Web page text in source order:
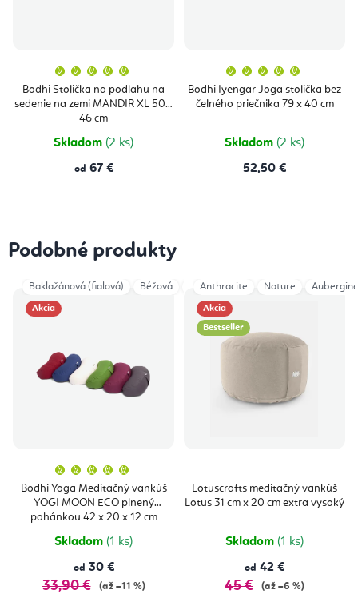
Bodhi Stolička na podlahu na
sedenie na zemi MANDIR XL 50 x
46 cm
produktu
je
5,0
hviezdičiek.
Skladom (2 ks)
od 67 €
Bodhi Iyengar Joga stolička bez
čelného priečnika 79 x 40 cm
produktu
je
5,0
Skladom (2 ks)
52,50 €
Podobné produkty
Akcia
Bodhi Yoga Meditačný vankúš
YOGI MOON ECO plnený
pohánkou 42 x 20 x 12 cm
produktu
je
5,0
z
5
Skladom (1 ks)
od 30 €
33,90 € (až –11 %)
Baklažánová (fialová) Béžová Šedá (antracit) Dark Blue
Akcia
Bestseller
Lotuscrafts meditačný vankúš
Lotus 31 cm x 20 cm extra vysoký
Skladom (1 ks)
od 42 €
45 € (až –6 %)
Anthracite Nature Aubergine